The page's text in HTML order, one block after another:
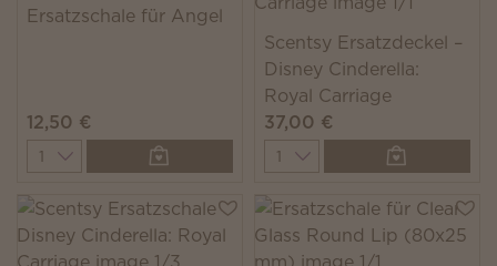
Ersatzschale für Angel
12,50 €
Quantity
Scentsy Ersatzdeckel –
Disney Cinderella:
Royal Carriage
37,00 €
Quantity